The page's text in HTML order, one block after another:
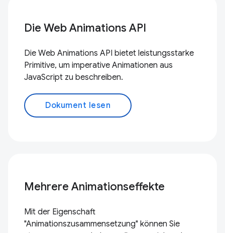
Die Web Animations API
Die Web Animations API bietet leistungsstarke
Primitive, um imperative Animationen aus
JavaScript zu beschreiben.
Dokument lesen
Mehrere Animationseffekte
Mit der Eigenschaft
"Animationszusammensetzung" können Sie